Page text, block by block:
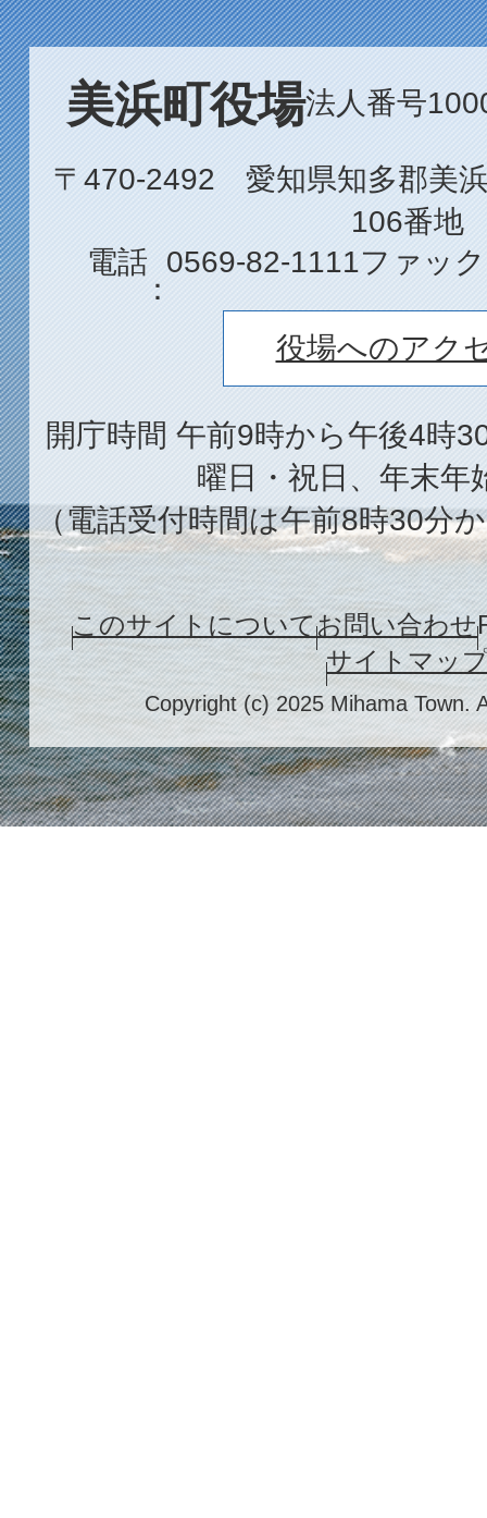
美浜町役場法人番号
〒470-2492 愛知県知多郡美
106番地
電話
0569-82-1111ファッ
役場へのアク
開庁時間 午前9時から午後4時
曜日・祝日、年末年
（電話受付時間は午前8時30分
このサイトについてお問い合わせ
サイトマッ
Copyright (c) 2025 Mihama Town.